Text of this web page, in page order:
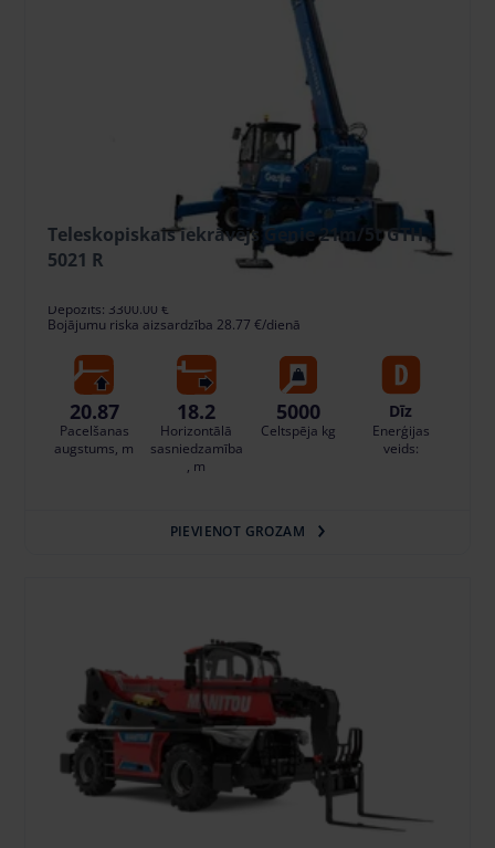
Teleskopiskais iekrāvējs Genie 21m/5t GTH
5021 R
Depozīts: 3300.00 €
Bojājumu riska aizsardzība 28.77 €/dienā
20.87
Pacelšanas
augstums, m
18.2
Horizontālā
sasniedzamība
, m
5000
Celtspēja kg
Dīz
Enerģijas
veids:
PIEVIENOT GROZAM